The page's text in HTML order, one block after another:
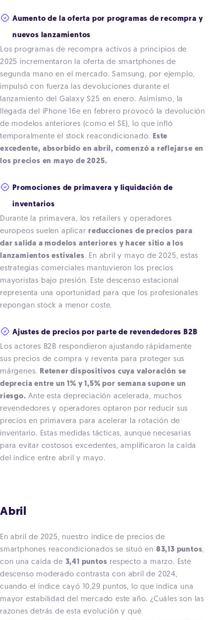
Aumento de la oferta por programas de recompra y
nuevos lanzamientos
Los programas de recompra activos a principios de
2025 incrementaron la oferta de smartphones de
segunda mano en el mercado. Samsung, por ejemplo,
impulsó con fuerza las devoluciones durante el
lanzamiento del Galaxy S25 en enero. Asimismo, la
llegada del iPhone 16e en febrero provocó la devolución
de modelos anteriores (como el SE), lo que infló
temporalmente el stock reacondicionado. Este
excedente, absorbido en abril, comenzó a reflejarse en
los precios en mayo de 2025.
Promociones de primavera y liquidación de
inventarios
Durante la primavera, los retailers y operadores
europeos suelen aplicarreducciones de precios para
dar salida a modelos anteriores y hacer sitio a los
lanzamientos estivales. En abril y mayo de 2025, estas
estrategias comerciales mantuvieron los precios
mayoristas bajo presión. Este descenso estacional
representa una oportunidad para que los profesionales
repongan stock a menor coste.
Ajustes de precios por parte de revendedores B2B
Los actores B2B respondieron ajustando rápidamente
sus precios de compra y reventa para proteger sus
márgenes. Retener dispositivos cuya valoración se
deprecia entre un 1% y 1,5% por semana supone un
riesgo. Ante esta depreciación acelerada, muchos
revendedores y operadores optaron por reducir sus
precios en primavera para acelerar la rotación de
inventario. Estas medidas tácticas, aunque necesarias
para evitar costosos excedentes, amplificaron la caída
del índice entre abril y mayo.
Abril
En abril de 2025, nuestro índice de precios de
smartphones reacondicionados se situó en 83,13 puntos,
con una caída de 3,41 puntos respecto a marzo. Este
descenso moderado contrasta con abril de 2024,
cuando el índice cayó 10,29 puntos, lo que indica una
mayor estabilidad del mercado este año. ¿Cuáles son las
razones detrás de esta evolución y qué